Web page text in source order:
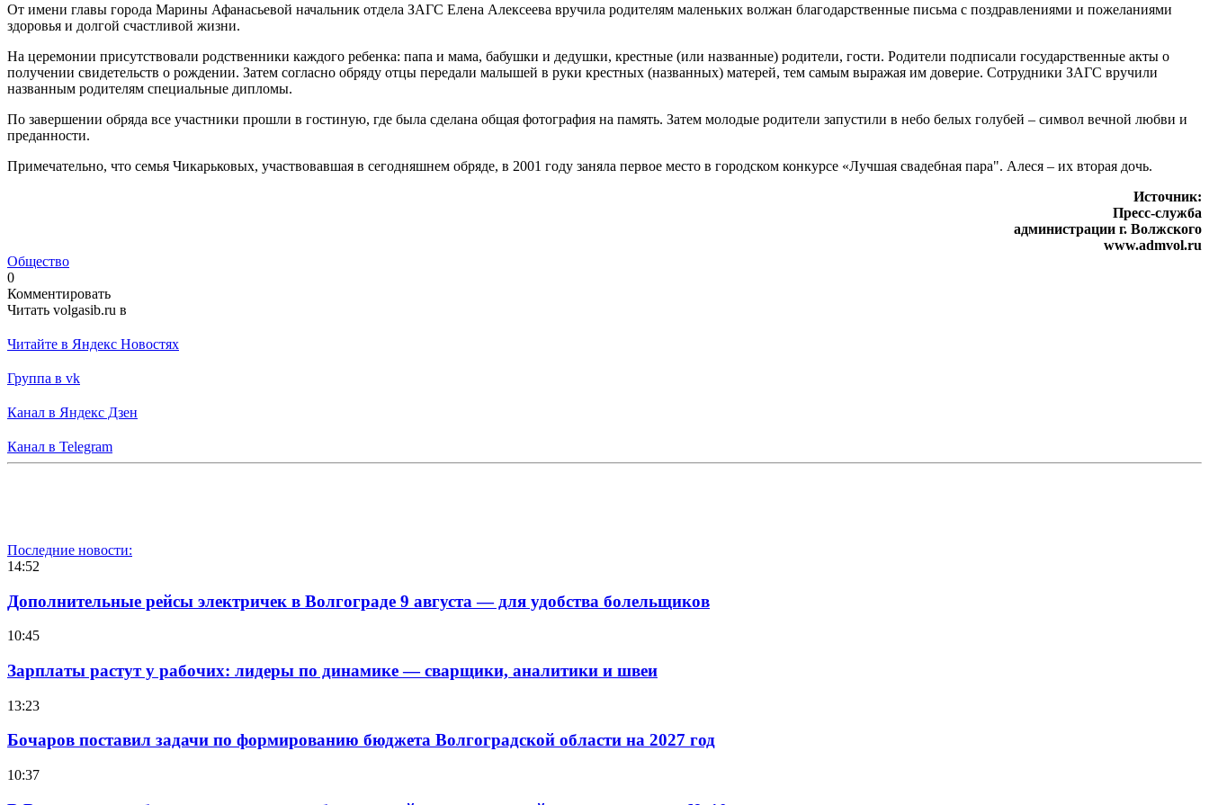
От имени главы города Марины Афанасьевой начальник отдела ЗАГС Елена Алексеева вручила родителям маленьких волжан благодарственные письма с поздравлениями и пожеланиями
здоровья и долгой счастливой жизни.
На церемонии присутствовали родственники каждого ребенка: папа и мама, бабушки и дедушки, крестные (или названные) родители, гости. Родители подписали государственные акты о
получении свидетельств о рождении. Затем согласно обряду отцы передали малышей в руки крестных (названных) матерей, тем самым выражая им доверие. Сотрудники ЗАГС вручили
названным родителям специальные дипломы.
По завершении обряда все участники прошли в гостиную, где была сделана общая фотография на память. Затем молодые родители запустили в небо белых голубей – символ вечной любви и
преданности.
Примечательно, что семья Чикарьковых, участвовавшая в сегодняшнем обряде, в 2001 году заняла первое место в городском конкурсе «Лучшая свадебная пара". Алеся – их вторая дочь.
Источник:
Пресс-служба
администрации г. Волжского
www.admvol.ru
Общество
0
Комментировать
Читать volgasib.ru в
Читайте в Яндекс Новостях
Группа в vk
Канал в Яндекс Дзен
Канал в Telegram
Последние новости:
14:52
Дополнительные рейсы электричек в Волгограде 9 августа — для удобства болельщиков
10:45
Зарплаты растут у рабочих: лидеры по динамике — сварщики, аналитики и швеи
13:23
Бочаров поставил задачи по формированию бюджета Волгоградской области на 2027 год
10:37